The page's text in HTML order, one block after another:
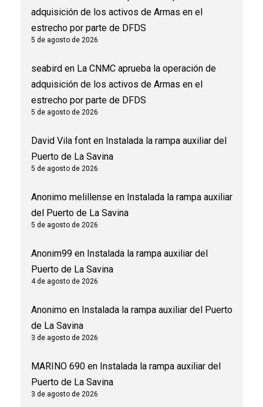
adquisición de los activos de Armas en el
estrecho por parte de DFDS
5 de agosto de 2026
seabird en La CNMC aprueba la operación de
adquisición de los activos de Armas en el
estrecho por parte de DFDS
5 de agosto de 2026
David Vila font en Instalada la rampa auxiliar del
Puerto de La Savina
5 de agosto de 2026
Anonimo melillense en Instalada la rampa auxiliar
del Puerto de La Savina
5 de agosto de 2026
Anonim99 en Instalada la rampa auxiliar del
Puerto de La Savina
4 de agosto de 2026
Anonimo en Instalada la rampa auxiliar del Puerto
de La Savina
3 de agosto de 2026
MARINO 690 en Instalada la rampa auxiliar del
Puerto de La Savina
3 de agosto de 2026